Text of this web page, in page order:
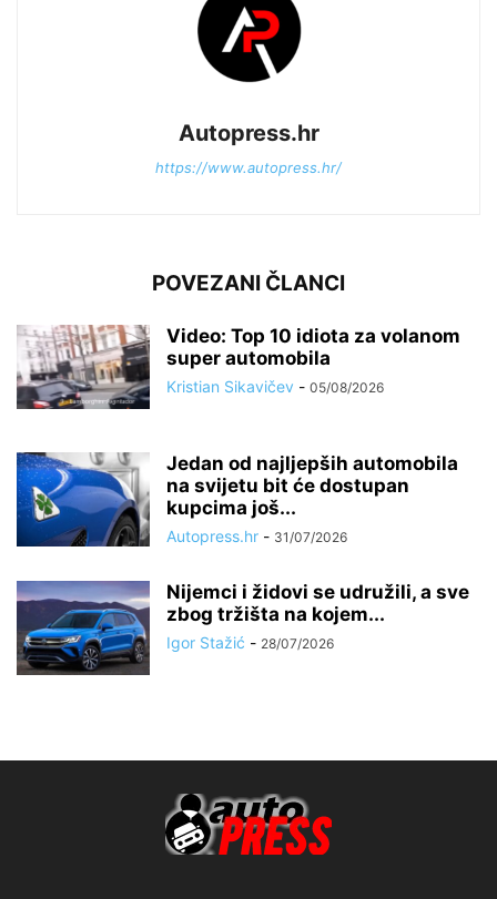
Autopress.hr
https://www.autopress.hr/
POVEZANI ČLANCI
Video: Top 10 idiota za volanom
super automobila
Kristian Sikavičev - 05/08/2026
Jedan od najljepših automobila
na svijetu bit će dostupan
kupcima još...
Autopress.hr - 31/07/2026
Nijemci i židovi se udružili, a sve
zbog tržišta na kojem...
Igor Stažić - 28/07/2026